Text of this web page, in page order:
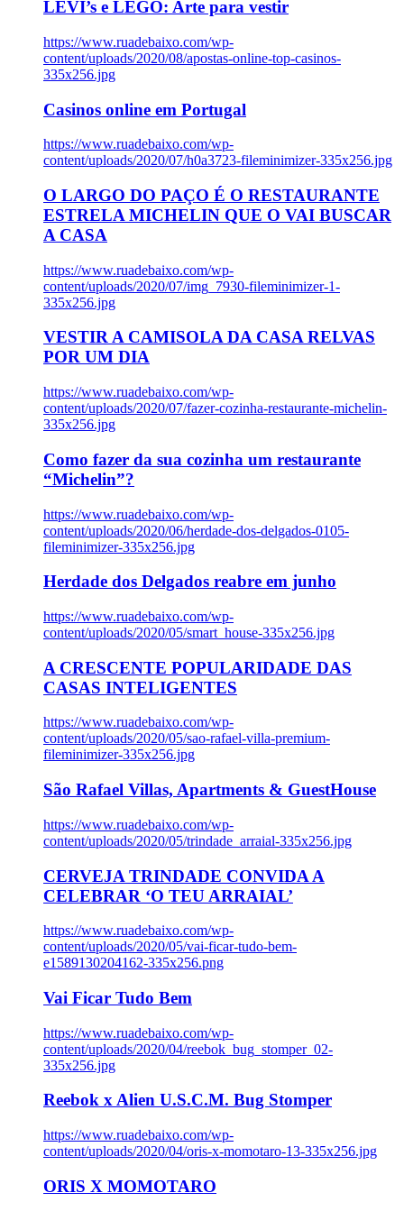
LEVI’s e LEGO: Arte para vestir
https://www.ruadebaixo.com/wp-
content/uploads/2020/08/apostas-online-top-casinos-
335x256.jpg
Casinos online em Portugal
https://www.ruadebaixo.com/wp-
content/uploads/2020/07/h0a3723-fileminimizer-335x256.jpg
O LARGO DO PAÇO É O RESTAURANTE
ESTRELA MICHELIN QUE O VAI BUSCAR
A CASA
https://www.ruadebaixo.com/wp-
content/uploads/2020/07/img_7930-fileminimizer-1-
335x256.jpg
VESTIR A CAMISOLA DA CASA RELVAS
POR UM DIA
https://www.ruadebaixo.com/wp-
content/uploads/2020/07/fazer-cozinha-restaurante-michelin-
335x256.jpg
Como fazer da sua cozinha um restaurante
“Michelin”?
https://www.ruadebaixo.com/wp-
content/uploads/2020/06/herdade-dos-delgados-0105-
fileminimizer-335x256.jpg
Herdade dos Delgados reabre em junho
https://www.ruadebaixo.com/wp-
content/uploads/2020/05/smart_house-335x256.jpg
A CRESCENTE POPULARIDADE DAS
CASAS INTELIGENTES
https://www.ruadebaixo.com/wp-
content/uploads/2020/05/sao-rafael-villa-premium-
fileminimizer-335x256.jpg
São Rafael Villas, Apartments & GuestHouse
https://www.ruadebaixo.com/wp-
content/uploads/2020/05/trindade_arraial-335x256.jpg
CERVEJA TRINDADE CONVIDA A
CELEBRAR ‘O TEU ARRAIAL’
https://www.ruadebaixo.com/wp-
content/uploads/2020/05/vai-ficar-tudo-bem-
e1589130204162-335x256.png
Vai Ficar Tudo Bem
https://www.ruadebaixo.com/wp-
content/uploads/2020/04/reebok_bug_stomper_02-
335x256.jpg
Reebok x Alien U.S.C.M. Bug Stomper
https://www.ruadebaixo.com/wp-
content/uploads/2020/04/oris-x-momotaro-13-335x256.jpg
ORIS X MOMOTARO